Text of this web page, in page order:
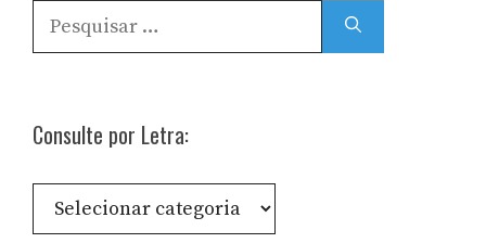
Pesquisar
por:
Consulte por Letra:
Consulte